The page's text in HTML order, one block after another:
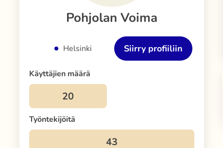
Pohjolan Voima
Helsinki Siirry profiiliin
Käyttäjien määrä
Työntekijöitä